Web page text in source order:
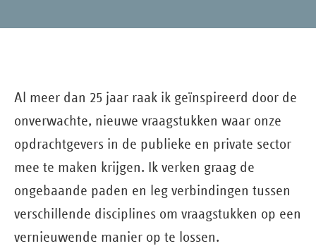
Al meer dan 25 jaar raak ik geïnspireerd door de
onverwachte, nieuwe vraagstukken waar onze
opdrachtgevers in de publieke en private sector
mee te maken krijgen. Ik verken graag de
ongebaande paden en leg verbindingen tussen
verschillende disciplines om vraagstukken op een
vernieuwende manier op te lossen.